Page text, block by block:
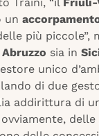
Traini, “il Friuli-
un
più piccole”,
Abruzzo sia in
unico
di due
addirittura di
delle